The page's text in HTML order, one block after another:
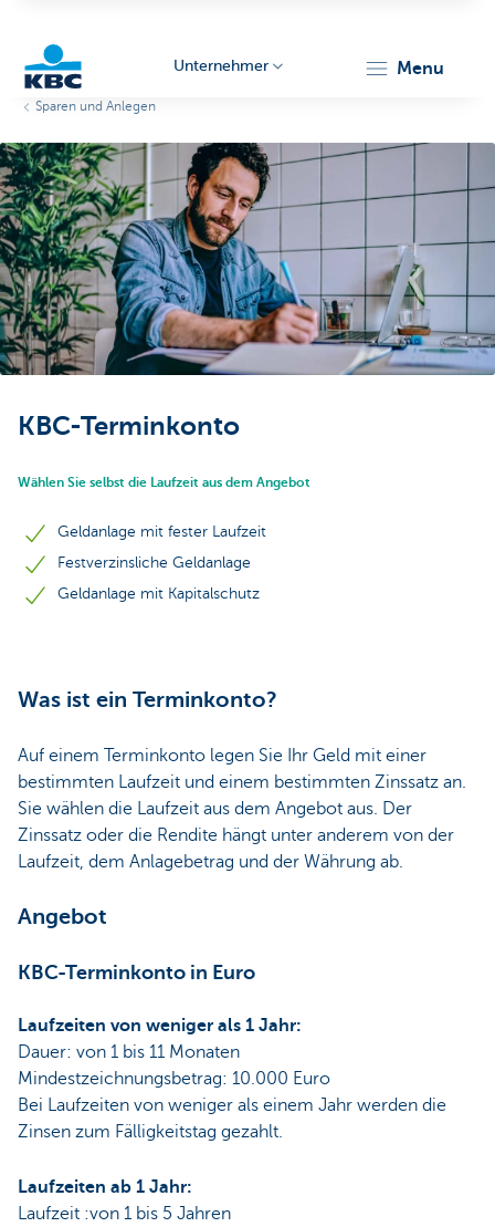
Unternehmer
Unternehmer menu
Sparen und Anlegen
KBC-Terminkonto
Wählen Sie selbst die Laufzeit aus dem Angebot
Geldanlage mit fester Laufzeit
Festverzinsliche Geldanlage
Geldanlage mit Kapitalschutz
Was ist ein Terminkonto?
Auf einem Terminkonto legen Sie Ihr Geld mit einer
bestimmten Laufzeit und einem bestimmten Zinssatz an.
Sie wählen die Laufzeit aus dem Angebot aus. Der
Zinssatz oder die Rendite hängt unter anderem von der
Laufzeit, dem Anlagebetrag und der Währung ab.
Angebot
KBC-Terminkonto in Euro
Laufzeiten von weniger als 1 Jahr:
Dauer: von 1 bis 11 Monaten
Mindestzeichnungsbetrag: 10.000 Euro
Bei Laufzeiten von weniger als einem Jahr werden die
Zinsen zum Fälligkeitstag gezahlt.
Laufzeiten ab 1 Jahr:
Laufzeit :von 1 bis 5 Jahren